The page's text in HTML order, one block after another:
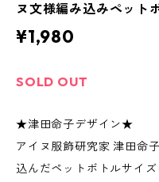
ヌ文様編み込みペット
¥1,980
SOLD OUT
★津田命子デザイン★
アイヌ服飾研究家 津田命
込んだペットボトルサイズ